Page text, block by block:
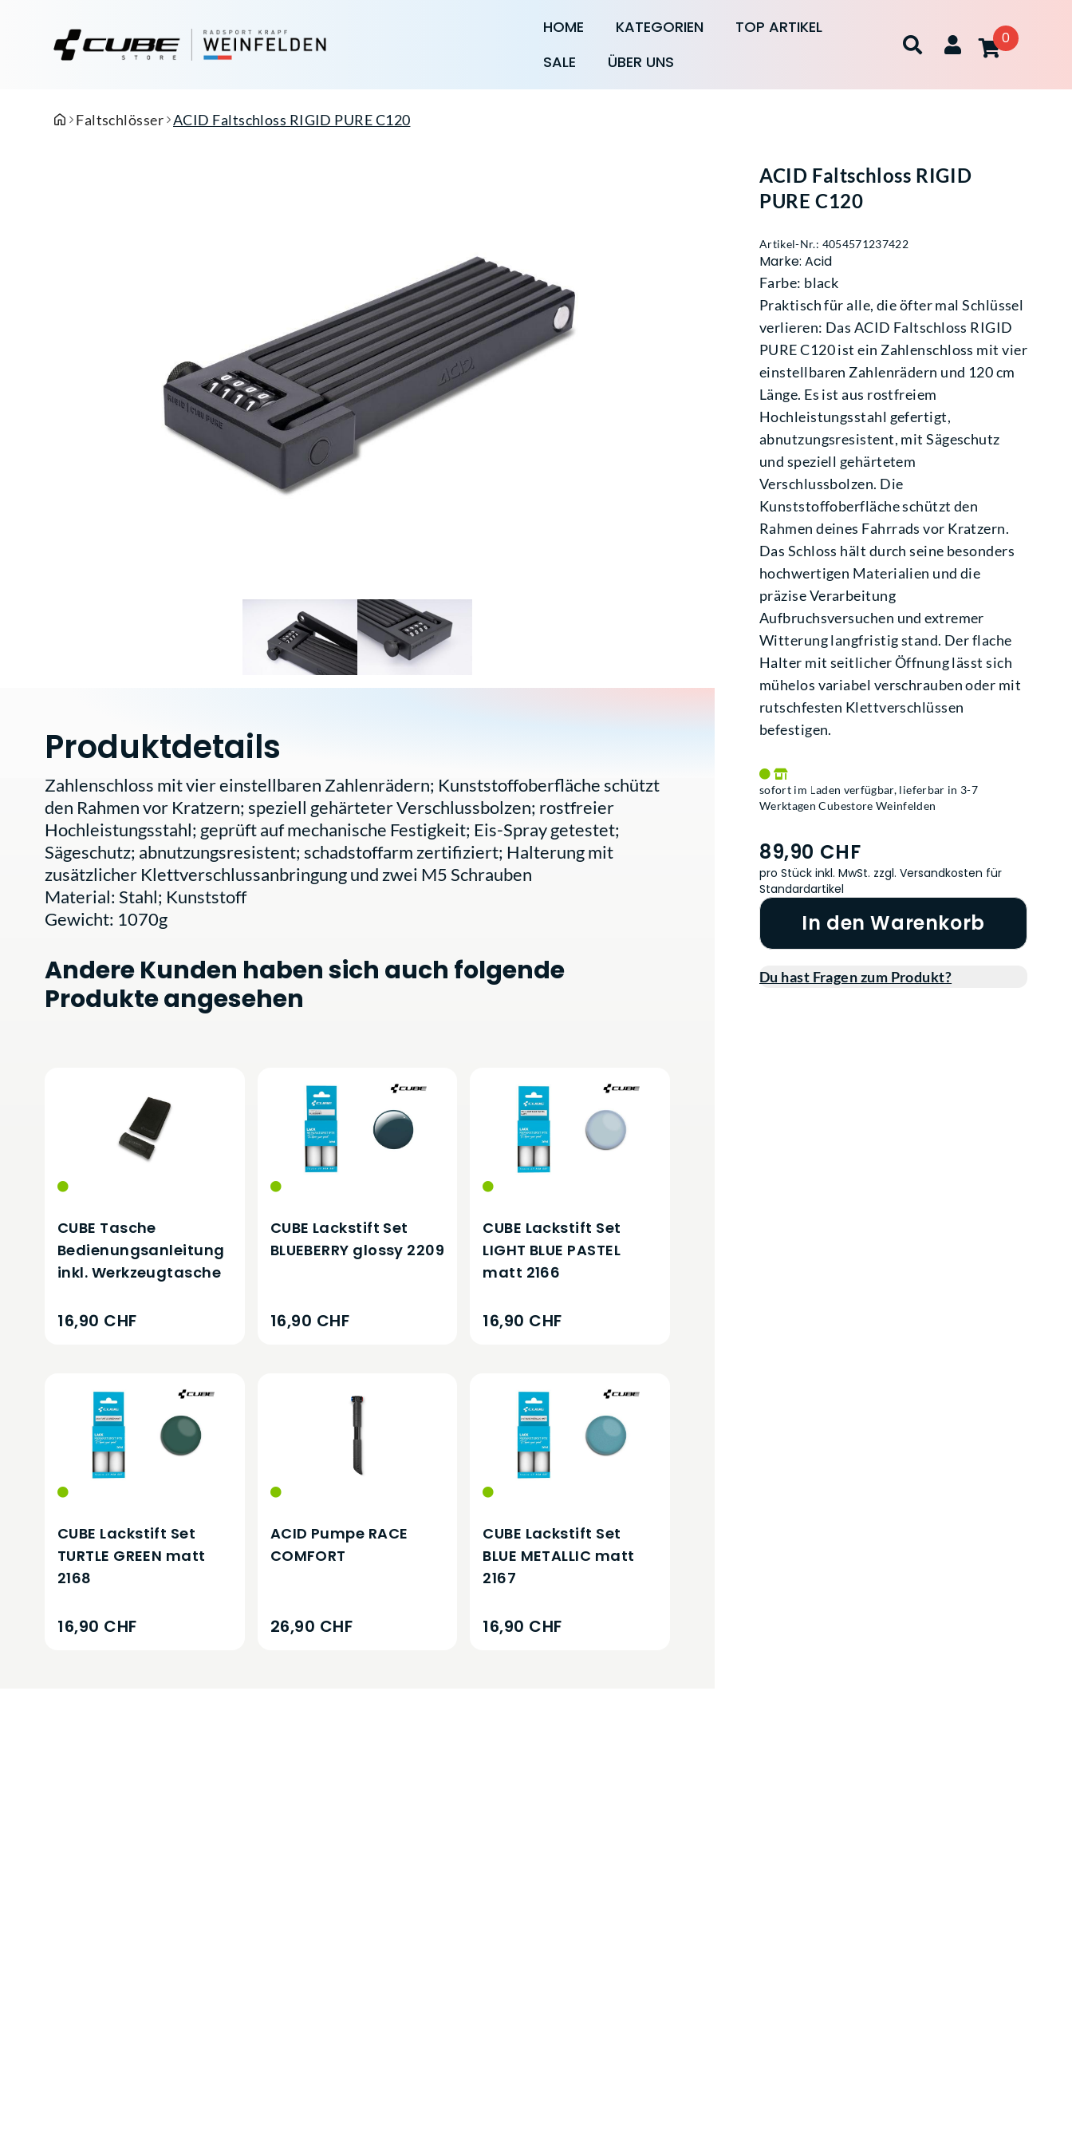
HOME KATEGORIEN
TOP ARTIKEL
SALE
ÜBER UNS
0
Faltschlösser ACID Faltschloss RIGID PURE C120
Produktdetails
Zahlenschloss mit vier einstellbaren Zahlenrädern; Kunststoffoberfläche schützt
den Rahmen vor Kratzern; speziell gehärteter Verschlussbolzen; rostfreier
Hochleistungsstahl; geprüft auf mechanische Festigkeit; Eis-Spray getestet;
Sägeschutz; abnutzungsresistent; schadstoffarm zertifiziert; Halterung mit
zusätzlicher Klettverschlussanbringung und zwei M5 Schrauben
Material: Stahl; Kunststoff
Gewicht: 1070g
Andere Kunden haben sich auch folgende
Produkte angesehen
CUBE Tasche
Bedienungsanleitung
inkl. Werkzeugtasche
16,90 CHF
CUBE Lackstift Set
BLUEBERRY glossy 2209
16,90 CHF
CUBE Lackstift Set
LIGHT BLUE PASTEL
matt 2166
16,90 CHF
CUBE Lackstift Set
TURTLE GREEN matt
2168
16,90 CHF
ACID Pumpe RACE
COMFORT
26,90 CHF
CUBE Lackstift Set
BLUE METALLIC matt
2167
16,90 CHF
ACID Faltschloss RIGID
PURE C120
Artikel-Nr.: 4054571237422
Marke: Acid
Farbe: black
Praktisch für alle, die öfter mal Schlüssel
verlieren: Das ACID Faltschloss RIGID
PURE C120 ist ein Zahlenschloss mit vier
einstellbaren Zahlenrädern und 120 cm
Länge. Es ist aus rostfreiem
Hochleistungsstahl gefertigt,
abnutzungsresistent, mit Sägeschutz
und speziell gehärtetem
Verschlussbolzen. Die
Kunststoffoberfläche schützt den
Rahmen deines Fahrrads vor Kratzern.
Das Schloss hält durch seine besonders
hochwertigen Materialien und die
präzise Verarbeitung
Aufbruchsversuchen und extremer
Witterung langfristig stand. Der flache
Halter mit seitlicher Öffnung lässt sich
mühelos variabel verschrauben oder mit
rutschfesten Klettverschlüssen
befestigen.
sofort im Laden verfügbar, lieferbar in 3-7
Werktagen Cubestore Weinfelden
89,90 CHF
pro Stück inkl. MwSt. zzgl. Versandkosten für
Standardartikel
In den Warenkorb
Du hast Fragen zum Produkt?